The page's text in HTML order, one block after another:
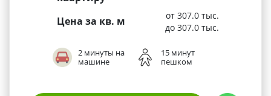
Цена за кв. м
от 307.0 тыс.
до 307.0 тыс.
2 минуты на
машине
15 минут
пешком